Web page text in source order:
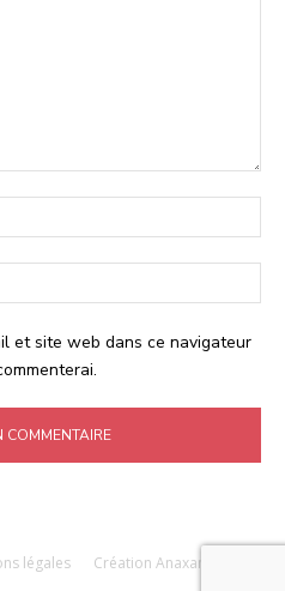
:*
:*
et site web dans ce navigateur
légales Création Anaxandridas